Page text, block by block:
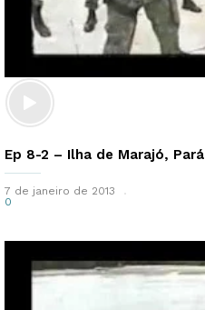
Ep 8-2 – Ilha de Marajó, Pará
7 de janeiro de 2013
0